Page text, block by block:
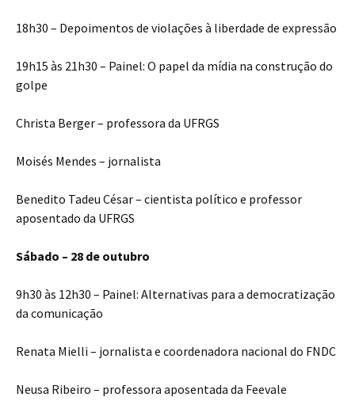
18h30 – Depoimentos de violações à liberdade de expressão
19h15 às 21h30 – Painel: O papel da mídia na construção do
golpe
Christa Berger – professora da UFRGS
Moisés Mendes – jornalista
Benedito Tadeu César – cientista político e professor
aposentado da UFRGS
Sábado – 28 de outubro
9h30 às 12h30 – Painel: Alternativas para a democratização
da comunicação
Renata Mielli – jornalista e coordenadora nacional do FNDC
Neusa Ribeiro – professora aposentada da Feevale